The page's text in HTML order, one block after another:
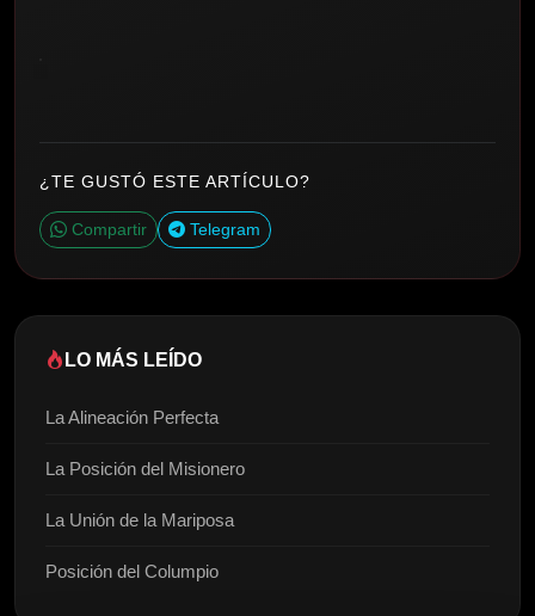
¿TE GUSTÓ ESTE ARTÍCULO?
Compartir Telegram
LO MÁS LEÍDO
La Alineación Perfecta
La Posición del Misionero
La Unión de la Mariposa
Posición del Columpio